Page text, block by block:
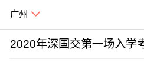
广州
2020年深国交第一场入学